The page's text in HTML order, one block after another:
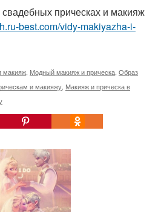
прическах и макияж
best.com/vidy-makiyazha-i-
макияж Модный макияж и прическа Образ
и макияжу Макияж и прическа в